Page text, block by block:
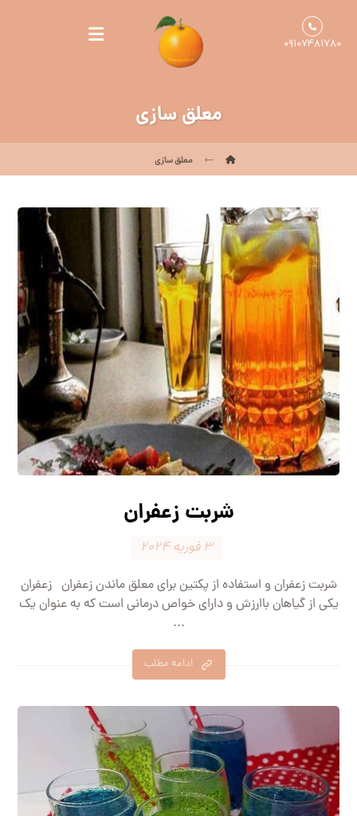
۰۹۱۰۷۴۸۱۷۸۰
معلق سازی
معلق سازی
شربت زعفران
۳ فوریه ۲۰۲۴
شربت زعفران و استفاده از پکتین برای معلق ماندن زعفران زعفران
یکی از گیاهان باارزش و دارای خواص درمانی است که به عنوان یک
...
ادامه مطلب